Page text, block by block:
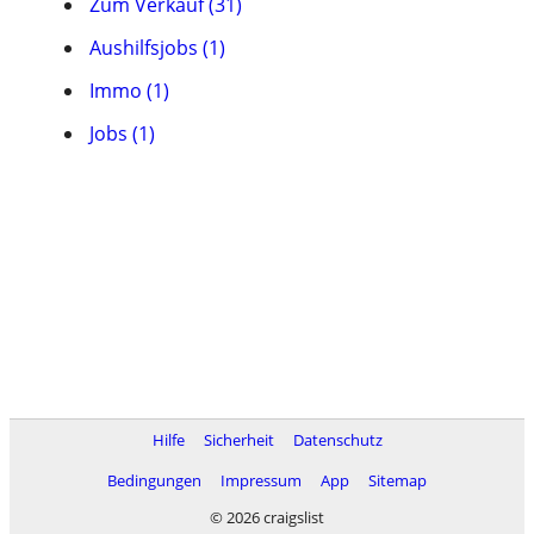
Aushilfsjobs (1)
Immo (1)
Jobs (1)
Hilfe Sicherheit
Datenschutz
Bedingungen
Impressum App
Sitemap
© 2026 craigslist